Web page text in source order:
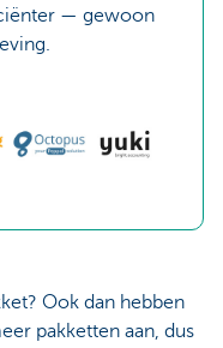
— gewoon
Ook dan hebben
pakketten aan, dus